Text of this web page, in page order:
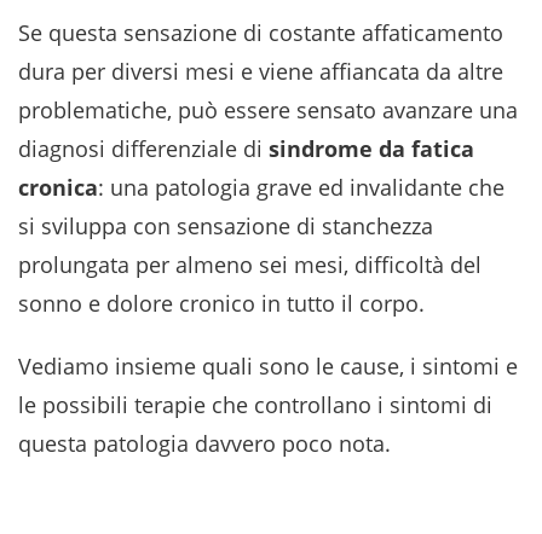
Se questa sensazione di costante affaticamento
dura per diversi mesi e viene affiancata da altre
problematiche, può essere sensato avanzare una
diagnosi differenziale di sindrome da fatica
cronica: una patologia grave ed invalidante che
si sviluppa con sensazione di stanchezza
prolungata per almeno sei mesi, difficoltà del
sonno e dolore cronico in tutto il corpo.
Vediamo insieme quali sono le cause, i sintomi e
le possibili terapie che controllano i sintomi di
questa patologia davvero poco nota.